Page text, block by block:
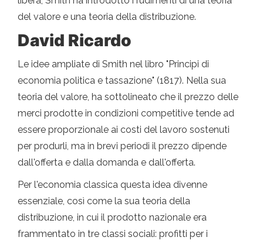
del valore e una teoria della distribuzione.
David Ricardo
Le idee ampliate di Smith nel libro "Principi di
economia politica e tassazione" (1817). Nella sua
teoria del valore, ha sottolineato che il prezzo delle
merci prodotte in condizioni competitive tende ad
essere proporzionale ai costi del lavoro sostenuti
per produrli, ma in brevi periodi il prezzo dipende
dall'offerta e dalla domanda e dall'offerta.
Per l'economia classica questa idea divenne
essenziale, così come la sua teoria della
distribuzione, in cui il prodotto nazionale era
frammentato in tre classi sociali: profitti per i